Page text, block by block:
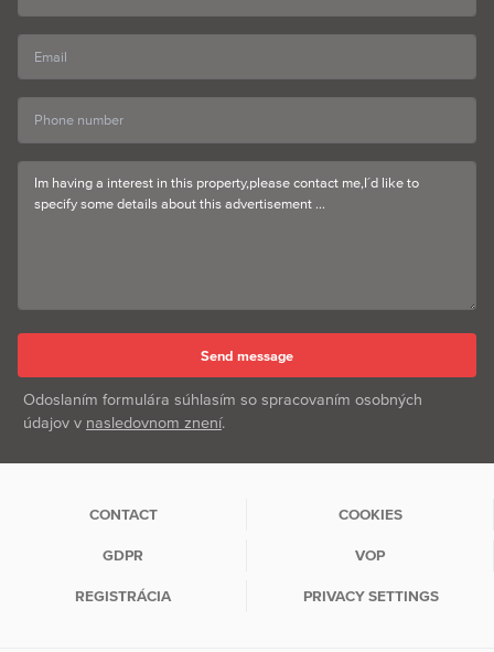
Odoslaním formulára súhlasím so spracovaním osobných
údajov v nasledovnom znení.
CONTACT COOKIES
GDPR VOP
REGISTRÁCIA PRIVACY SETTINGS